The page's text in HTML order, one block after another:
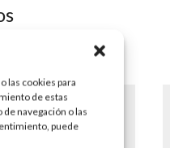
las cookies para
de estas
navegación o las
puede